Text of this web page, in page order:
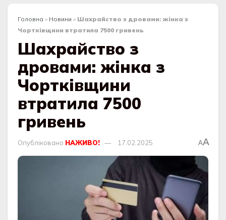
Головна » Новини » Шахрайство з дровами: жінка з
Чортківщини втратила 7500 гривень
Шахрайство з
дровами: жінка з
Чортківщини
втратила 7500
гривень
Опубліковано НАЖИВО! 17.02.2025 AA